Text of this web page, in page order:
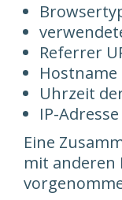
Referrer
Hostname
Uhrzeit
IP-Adresse
Eine
mit anderen